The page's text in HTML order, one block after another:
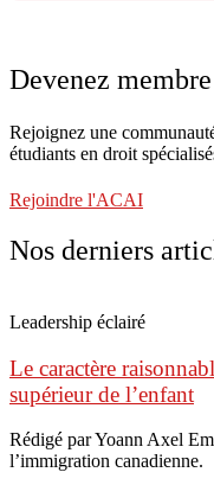
Devenez
Rejoignez une
étudiants en droit
Rejoindre l'ACAI
Nos derniers
Leadership éclairé
Le caractère
supérieur de l’enfant
Rédigé par Yoann Axel
l’immigration canadienne.